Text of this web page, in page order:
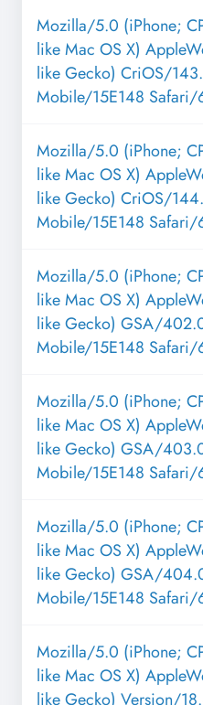
Mozilla/5.0 (iPhone;
like Mac OS X)
like Gecko) CriOS/
Mobile/15E148 Safari/
Mozilla/5.0 (iPhone;
like Mac OS X)
like Gecko) CriOS/
Mobile/15E148 Safari/
Mozilla/5.0 (iPhone;
like Mac OS X)
like Gecko) GSA/
Mobile/15E148 Safari/
Mozilla/5.0 (iPhone;
like Mac OS X)
like Gecko) GSA/
Mobile/15E148 Safari/
Mozilla/5.0 (iPhone;
like Mac OS X)
like Gecko) GSA/
Mobile/15E148 Safari/
Mozilla/5.0 (iPhone;
like Mac OS X)
like Gecko) Version/